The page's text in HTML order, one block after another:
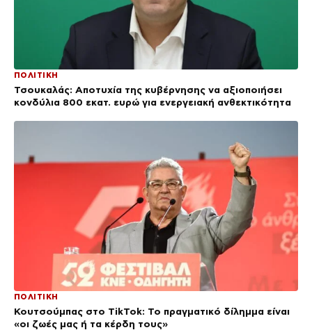
ΠΟΛΙΤΙΚΗ
Τσουκαλάς: Αποτυχία της κυβέρνησης να αξιοποιήσει
κονδύλια 800 εκατ. ευρώ για ενεργειακή ανθεκτικότητα
ΠΟΛΙΤΙΚΗ
Κουτσούμπας στο TikTok: Το πραγματικό δίλημμα είναι
«οι ζωές μας ή τα κέρδη τους»